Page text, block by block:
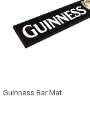
Guinness Bar Mat